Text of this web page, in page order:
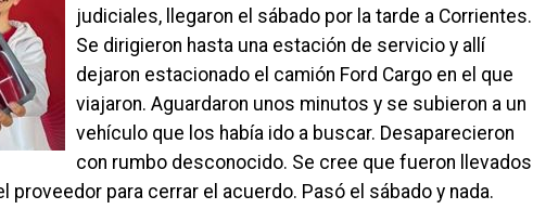
judiciales, llegaron el sábado por la tarde a Corrientes.
Se dirigieron hasta una estación de servicio y allí
dejaron estacionado el camión Ford Cargo en el que
viajaron. Aguardaron unos minutos y se subieron a un
vehículo que los había ido a buscar. Desaparecieron
con rumbo desconocido. Se cree que fueron llevados
proveedor para cerrar el acuerdo. Pasó el sábado y nada.